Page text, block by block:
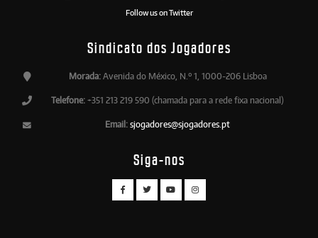
Follow us on Twitter
Sindicato dos Jogadores
Morada:Avenida do México, N.º 1, 1000-206 Lisboa
Telefone: +351 213 219 590 (chamada para a rede fixa nacional)
Email: sjogadores@sjogadores.pt
Siga-nos